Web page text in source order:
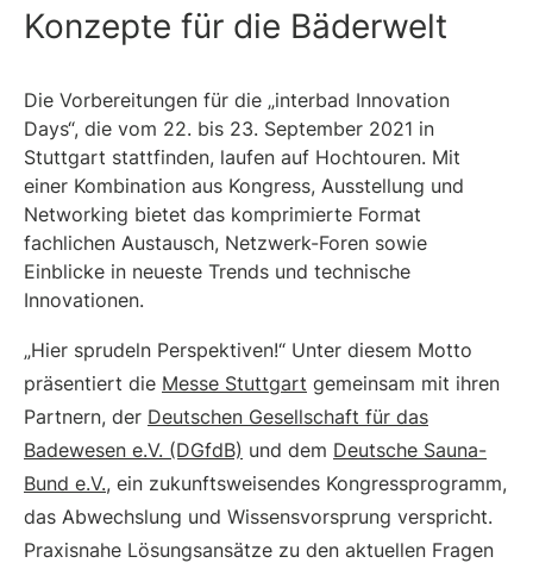
Konzepte für die Bäderwelt
Die Vorbereitungen für die „interbad Innovation
Days“, die vom 22. bis 23. September 2021 in
Stuttgart stattfinden, laufen auf Hochtouren. Mit
einer Kombination aus Kongress, Ausstellung und
Networking bietet das komprimierte Format
fachlichen Austausch, Netzwerk-Foren sowie
Einblicke in neueste Trends und technische
Innovationen.
„Hier sprudeln Perspektiven!“ Unter diesem Motto
präsentiert die Messe Stuttgart gemeinsam mit ihren
Partnern, der Deutschen Gesellschaft für das
Badewesen e.V. (DGfdB) und dem Deutsche Sauna-
Bund e.V., ein zukunftsweisendes Kongressprogramm,
das Abwechslung und Wissensvorsprung verspricht.
Praxisnahe Lösungsansätze zu den aktuellen Fragen